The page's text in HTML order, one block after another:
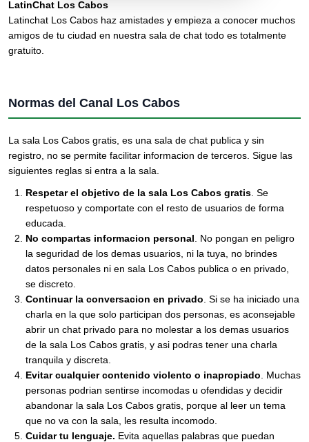
LatinChat Los Cabos
Latinchat Los Cabos haz amistades y empieza a conocer muchos
amigos de tu ciudad en nuestra sala de chat todo es totalmente
gratuito.
Normas del Canal Los Cabos
La sala Los Cabos gratis, es una sala de chat publica y sin
registro, no se permite facilitar informacion de terceros. Sigue las
siguientes reglas si entra a la sala.
Respetar el objetivo de la sala Los Cabos gratis . Se
respetuoso y comportate con el resto de usuarios de forma
educada.
No compartas informacion personal . No pongan en peligro
la seguridad de los demas usuarios, ni la tuya, no brindes
datos personales ni en sala Los Cabos publica o en privado,
se discreto.
Continuar la conversacion en privado . Si se ha iniciado una
charla en la que solo participan dos personas, es aconsejable
abrir un chat privado para no molestar a los demas usuarios
de la sala Los Cabos gratis, y asi podras tener una charla
tranquila y discreta.
Evitar cualquier contenido violento o inapropiado . Muchas
personas podrian sentirse incomodas u ofendidas y decidir
abandonar la sala Los Cabos gratis, porque al leer un tema
que no va con la sala, les resulta incomodo.
Cuidar tu lenguaje. Evita aquellas palabras que puedan